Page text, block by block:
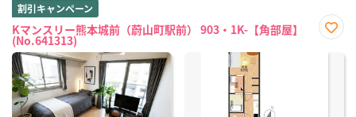
割引キャンペーン
Kマンスリー熊本城前（蔚山町駅前） 903・1K-【角部屋】
(No.641313)
に入